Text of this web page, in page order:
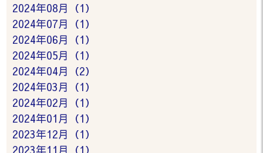
2024年08月（1）
2024年07月（1）
2024年06月（1）
2024年05月（1）
2024年04月（2）
2024年03月（1）
2024年02月（1）
2024年01月（1）
2023年12月（1）
2023年11月（1）